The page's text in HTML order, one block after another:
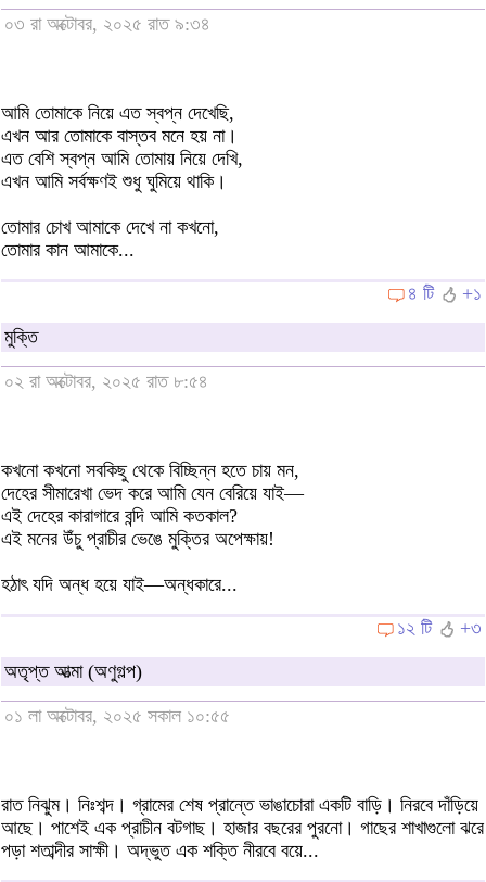
০৩ রা অক্টোবর, ২০২৫ রাত ৯:৩৪
আমি তোমাকে নিয়ে এত স্বপ্ন দেখেছি,
এখন আর তোমাকে বাস্তব মনে হয় না।
এত বেশি স্বপ্ন আমি তোমায় নিয়ে দেখি,
এখন আমি সর্বক্ষণই শুধু ঘুমিয়ে থাকি।
তোমার চোখ আমাকে দেখে না কখনো,
তোমার কান আমাকে...
৪ টি
+১
মুক্তি
০২ রা অক্টোবর, ২০২৫ রাত ৮:৫৪
কখনো কখনো সবকিছু থেকে বিচ্ছিন্ন হতে চায় মন,
দেহের সীমারেখা ভেদ করে আমি যেন বেরিয়ে যাই—
এই দেহের কারাগারে বন্দি আমি কতকাল?
এই মনের উঁচু প্রাচীর ভেঙে মুক্তির অপেক্ষায়!
হঠাৎ যদি অন্ধ হয়ে যাই—অন্ধকারে...
১২ টি
+৩
অতৃপ্ত আত্মা (অণুগল্প)
০১ লা অক্টোবর, ২০২৫ সকাল ১০:৫৫
রাত নিঝুম। নিঃশব্দ। গ্রামের শেষ প্রান্তে ভাঙাচোরা একটি বাড়ি। নিরবে দাঁড়িয়ে
আছে। পাশেই এক প্রাচীন বটগাছ। হাজার বছরের পুরনো। গাছের শাখাগুলো ঝরে
পড়া শতাব্দীর সাক্ষী। অদ্ভুত এক শক্তি নীরবে বয়ে...